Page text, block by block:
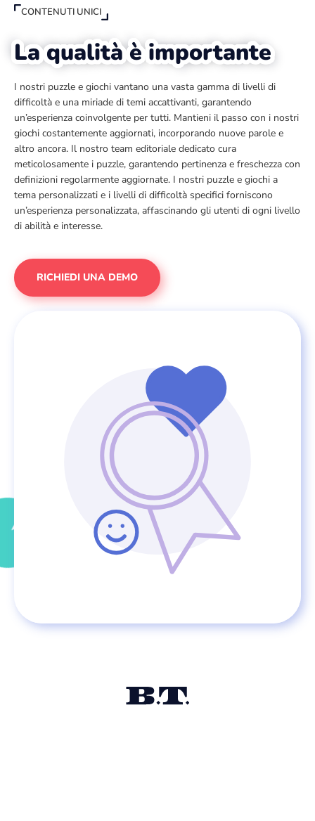
CONTENUTI UNICI
La qualità è importante
I nostri puzzle e giochi vantano una vasta gamma di livelli di
difficoltà e una miriade di temi accattivanti, garantendo
un’esperienza coinvolgente per tutti. Mantieni il passo con i nostri
giochi costantemente aggiornati, incorporando nuove parole e
altro ancora. Il nostro team editoriale dedicato cura
meticolosamente i puzzle, garantendo pertinenza e freschezza con
definizioni regolarmente aggiornate. I nostri puzzle e giochi a
tema personalizzati e i livelli di difficoltà specifici forniscono
un’esperienza personalizzata, affascinando gli utenti di ogni livello
di abilità e interesse.
RICHIEDI UNA DEMO